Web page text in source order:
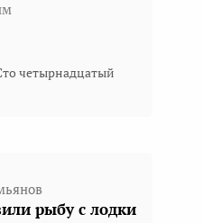
четырнадцатый
рыбу с лодки